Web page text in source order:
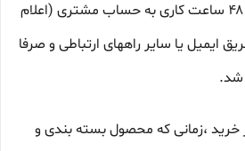
پرداخت شده طی ۲۴ الی ۴۸ ساعت کاری به حساب مشتری (اعلام
ایمیل یا سایر راههای ارتباطی و صرفا
شد.
خرید ،زمانی که محصول بسته بندی و